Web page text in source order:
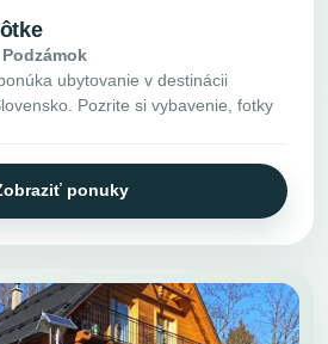
ubytovanie v destinácii
Pozrite si vybavenie, fotky
ponuky